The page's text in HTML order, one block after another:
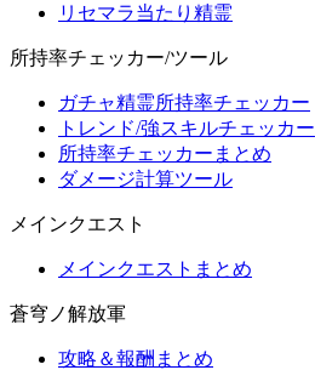
リセマラ当たり精霊
所持率チェッカー/ツール
ガチャ精霊所持率チェッカー
トレンド/強スキルチェッカー
所持率チェッカーまとめ
ダメージ計算ツール
メインクエスト
メインクエストまとめ
蒼穹ノ解放軍
攻略＆報酬まとめ